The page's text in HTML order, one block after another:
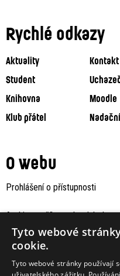
Rychlé odkazy
Aktuality Kontakt
Student
Knihovna
Moodle
Klub přátel
O webu
Prohlášení o přístupnosti
Archiv staršího webu Jaboku
Tyto webové
cookie.
Tyto webové stránky používají